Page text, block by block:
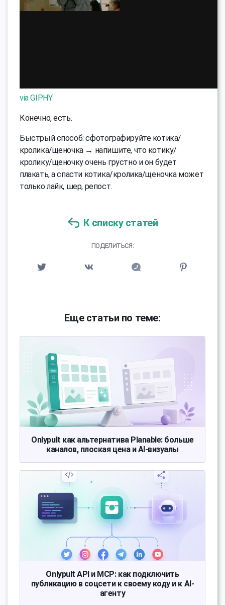
via GIPHY
Конечно, есть.
Быстрый способ: сфотографируйте котика/
кролика/щеночка → напишите, что котику/
кролику/щеночку очень грустно и он будет
плакать, а спасти котика/кролика/щеночка может
только лайк, шер, репост.
К списку статей
ПОДЕЛИТЬСЯ:
Еще статьи по теме:
Onlypult как альтернатива Planable: больше
каналов, плоская цена и AI-визуалы
Onlypult API и MCP: как подключить
публикацию в соцсети к своему коду и к AI-
агенту